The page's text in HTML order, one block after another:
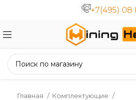
+7(495) 08
Главная
Комплектующие